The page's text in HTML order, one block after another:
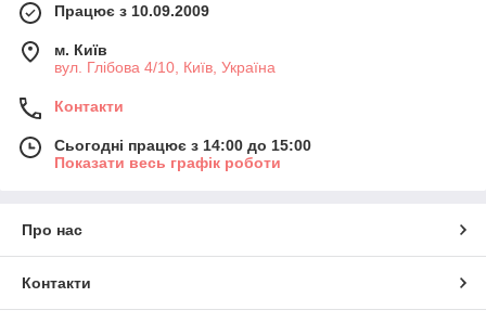
Працює з 10.09.2009
м. Київ
вул. Глібова 4/10, Київ, Україна
Контакти
Сьогодні працює з 14:00 до 15:00
Показати весь графік роботи
Про нас
Контакти